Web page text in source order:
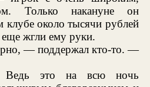
Только накануне он
клубе около тысячи рублей
еще жгли ему руки.
— поддержал кто-то. —
это на всю ночь